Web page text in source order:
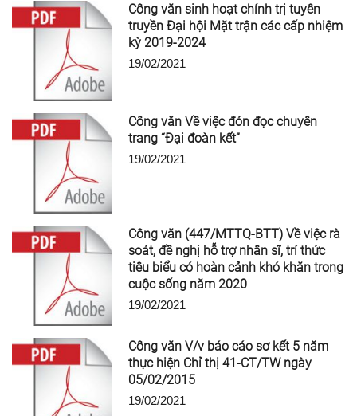
Công văn sinh hoạt chính trị tuyên
truyền Đại hội Mặt trận các cấp nhiệm
kỳ 2019-2024
19/02/2021
Công văn Về việc đón đọc chuyên
trang “Đại đoàn kết”
19/02/2021
Công văn (447/MTTQ-BTT) Về việc rà
soát, đề nghị hỗ trợ nhân sĩ, trí thức
tiêu biểu có hoàn cảnh khó khăn trong
cuộc sống năm 2020
19/02/2021
Công văn V/v báo cáo sơ kết 5 năm
thực hiện Chỉ thị 41-CT/TW ngày
05/02/2015
19/02/2021